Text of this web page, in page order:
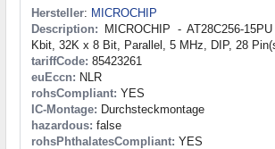
Hersteller: MICROCHIP
Description: MICROCHIP - AT28C256-
Kbit, 32K x 8 Bit, Parallel, 5 MHz, DIP, 28
tariffCode: 85423261
euEccn: NLR
rohsCompliant: YES
IC-Montage: Durchsteckmontage
hazardous: false
rohsPhthalatesCompliant: YES